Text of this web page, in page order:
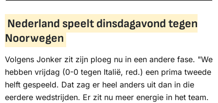
Nederland speelt dinsdagavond tegen
Noorwegen
Volgens Jonker zit zijn ploeg nu in een andere fase. "We
hebben vrijdag (0-0 tegen Italië, red.) een prima tweede
helft gespeeld. Dat zag er heel anders uit dan in die
eerdere wedstrijden. Er zit nu meer energie in het team.